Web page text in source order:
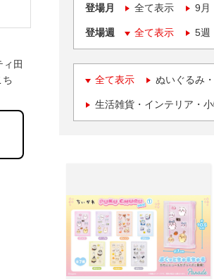
登場月 全て表示 9月
登場週 全て表示 5週
全て表示 ぬいぐるみ
生活雑貨・インテリア・
田
ち